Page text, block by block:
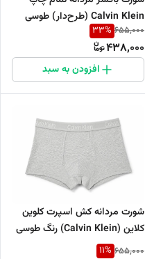
Calvin Klein (طرح‌دار) طوسی
655,000
33%
438,000
افزودن به سبد
شورت مردانه کش اسپرت کلوین
کلاین (Calvin Klein) رنگ طوسی
655,000
11%